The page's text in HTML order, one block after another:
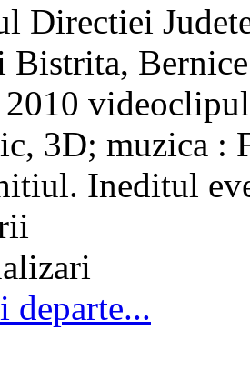
Directiei
Bistrita,
2010
3D; muzica
Ineditul
departe...